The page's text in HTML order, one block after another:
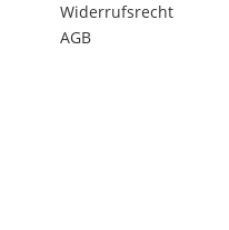
Widerrufsrecht
AGB